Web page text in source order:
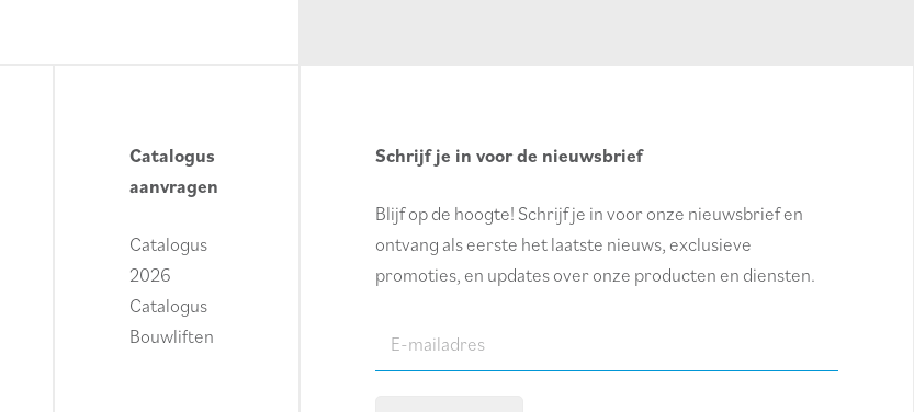
Catalogus
aanvragen
Catalogus
2026
Catalogus
Bouwliften
Schrijf je in voor de nieuwsbrief
Blijf op de hoogte! Schrijf je in voor onze nieuwsbrief en
ontvang als eerste het laatste nieuws, exclusieve
promoties, en updates over onze producten en diensten.